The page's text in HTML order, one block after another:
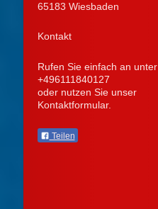
65183 Wiesbaden
Kontakt
Rufen Sie einfach an unter
+496111840127
oder nutzen Sie unser
Kontaktformular.
Teilen